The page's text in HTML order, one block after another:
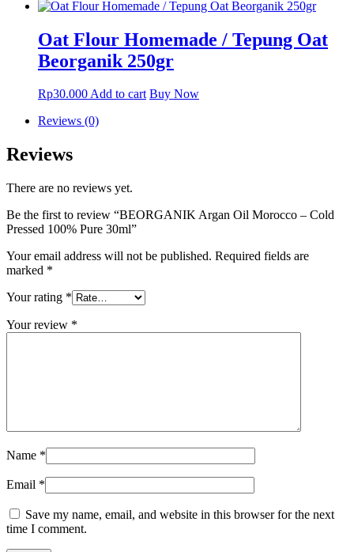
Oat Flour Homemade / Tepung Oat
Beorganik 250gr
Rp30.000Add to cart Buy Now
Reviews (0)
Reviews
There are no reviews yet.
Be the first to review “BEORGANIK Argan Oil Morocco – Cold
Pressed 100% Pure 30ml”
Your email address will not be published. Required fields are
marked *
Your rating *
Your review *
Name *
Email *
Save my name, email, and website in this browser for the next
time I comment.